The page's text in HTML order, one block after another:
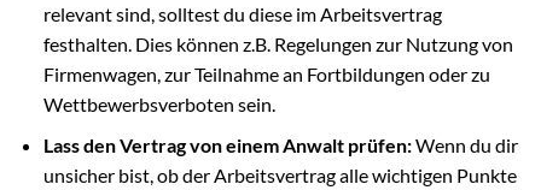
relevant sind, solltest du diese im Arbeitsvertrag
festhalten. Dies können z.B. Regelungen zur Nutzung von
Firmenwagen, zur Teilnahme an Fortbildungen oder zu
Wettbewerbsverboten sein.
Lass den Vertrag von einem Anwalt prüfen:Wenn du dir
unsicher bist, ob der Arbeitsvertrag alle wichtigen Punkte